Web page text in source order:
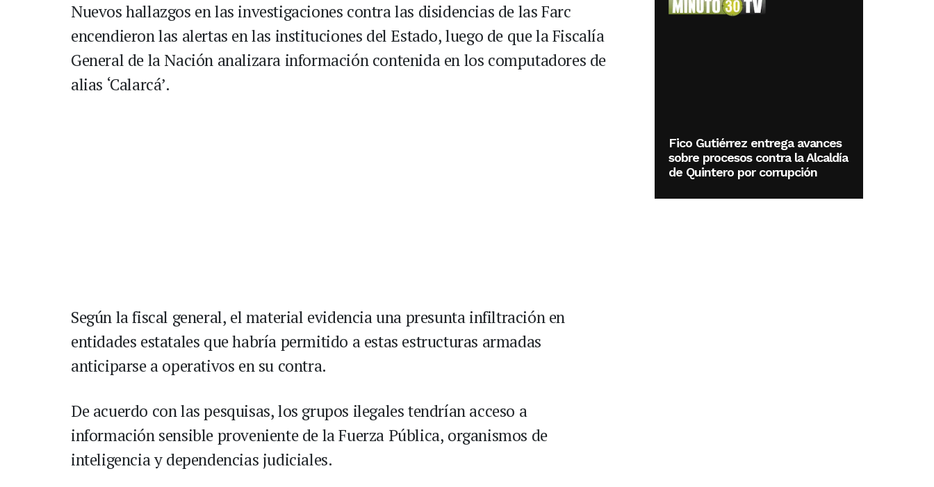
Nuevos hallazgos en las investigaciones contra las disidencias de las Farc
encendieron las alertas en las instituciones del Estado, luego de que la Fiscalía
General de la Nación analizara información contenida en los computadores de
alias ‘Calarcá’.
Según la fiscal general, el material evidencia una presunta infiltración en
entidades estatales que habría permitido a estas estructuras armadas
anticiparse a operativos en su contra.
De acuerdo con las pesquisas, los grupos ilegales tendrían acceso a
información sensible proveniente de la Fuerza Pública, organismos de
inteligencia y dependencias judiciales.
Fico Gutiérrez entrega avances
sobre procesos contra la Alcaldía
de Quintero por corrupción